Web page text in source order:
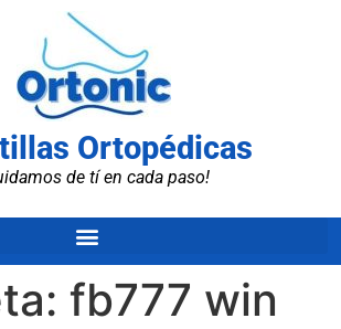
Ortopédicas
de tí en cada paso!
fb777 win